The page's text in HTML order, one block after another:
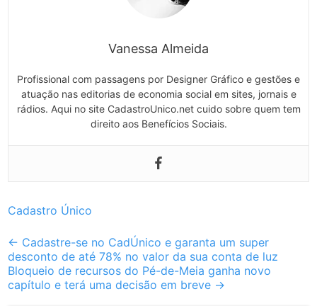
Vanessa Almeida
Profissional com passagens por Designer Gráfico e gestões e
atuação nas editorias de economia social em sites, jornais e
rádios. Aqui no site CadastroUnico.net cuido sobre quem tem
direito aos Benefícios Sociais.
Cadastro Único
Post
navigation
← Cadastre-se no CadÚnico e garanta um super
desconto de até 78% no valor da sua conta de luz
Bloqueio de recursos do Pé-de-Meia ganha novo
capítulo e terá uma decisão em breve →